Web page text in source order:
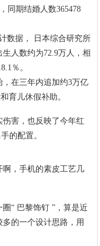
同期结婚人数365478
数据， 日本综合研究所
人数约为72.9万人，相
％。
在三年内追加约3万亿
育儿休假补助。
害，也反映了今年红
的配置。
，手机的素皮工艺几
“ 巴黎饰钉 ”，算是近
的一个设计思路，用